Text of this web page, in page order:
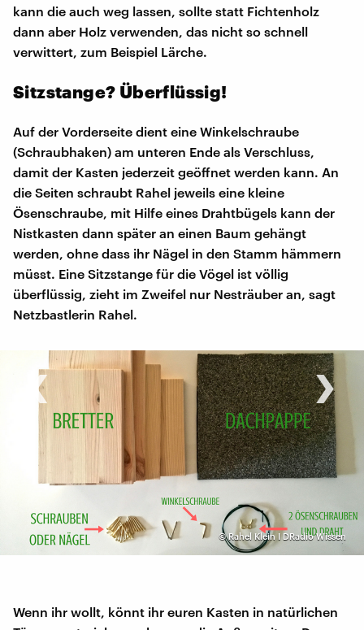
kann die auch weg lassen, sollte statt Fichtenholz
dann aber Holz verwenden, das nicht so schnell
verwittert, zum Beispiel Lärche.
Sitzstange? Überflüssig!
Auf der Vorderseite dient eine Winkelschraube
(Schraubhaken) am unteren Ende als Verschluss,
damit der Kasten jederzeit geöffnet werden kann. An
die Seiten schraubt Rahel jeweils eine kleine
Ösenschraube, mit Hilfe eines Drahtbügels kann der
Nistkasten dann später an einen Baum gehängt
werden, ohne dass ihr Nägel in den Stamm hämmern
müsst. Eine Sitzstange für die Vögel ist völlig
überflüssig, zieht im Zweifel nur Nesträuber an, sagt
Netzbastlerin Rahel.
©Rahel Klein I DRadio Wissen
‹ ›
Wenn ihr wollt, könnt ihr euren Kasten in natürlichen